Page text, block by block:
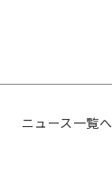
ニュース一覧へ